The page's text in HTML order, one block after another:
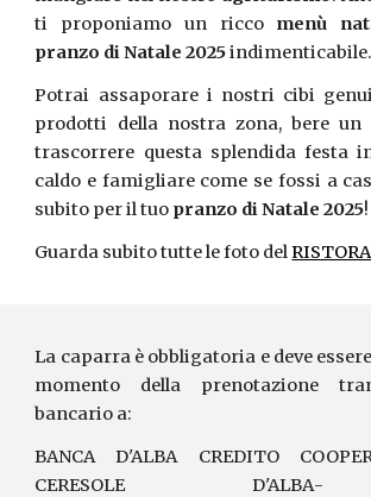
ti proponiamo un ricco menù
pranzo di Natale 2025indimenticabile.
Potrai assaporare i nostri cibi
prodotti della nostra zona, bere
trascorrere questa splendida festa
caldo e famigliare come se fossi a
subito per il tuo pranzo di Natale 2025!
Guarda subito tutte le foto del
La caparra è obbligatoria e deve essere
momento della prenotazione
bancario a:
BANCA D'ALBA CREDITO
CERESOLE D'ALBA-